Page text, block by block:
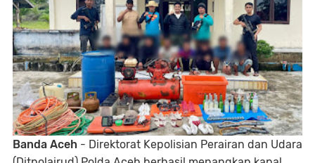
Banda Aceh - Direktorat Kepolisian Perairan dan Udara